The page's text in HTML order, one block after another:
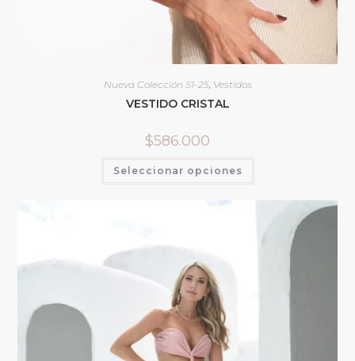
Nueva Colección S1-25, Vestidos
VESTIDO CRISTAL
$586.000
Seleccionar opciones